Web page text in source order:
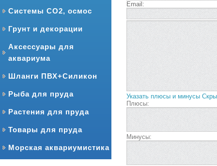
Системы CO2, осмос
Грунт и декорации
Аксессуары для
аквариума
Шланги ПВХ+Силикон
Рыба для пруда
Растения для пруда
Товары для пруда
Морская аквариумистика
Email:
Указать плюсы и минусы
Плюсы:
Минусы: